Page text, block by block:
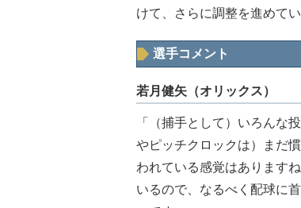
けて、さらに調整を進めてい
選手コメント
若月健矢（オリックス）
「（捕手として）いろんな
やピッチクロックは）まだ
われている感覚はあります
いるので、なるべく配球に